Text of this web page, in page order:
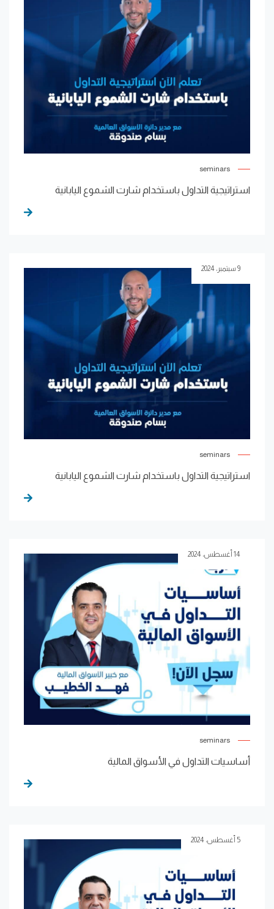
seminars
استراتيجية التداول باستخدام شارت الشموع اليابانية
seminars
استراتيجية التداول باستخدام شارت الشموع اليابانية
9 سبتمبر، 2024
seminars
أساسيات التداول في الأسواق المالية
14 أغسطس، 2024
5 أغسطس، 2024